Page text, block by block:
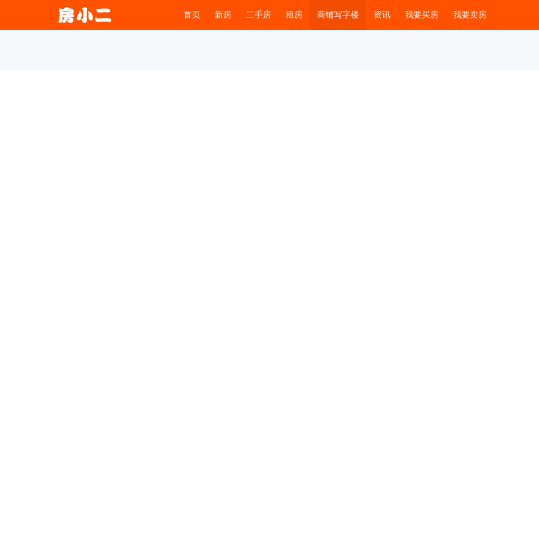
首页 新房 二手房 租房 商铺写字楼 资讯 我要买房 我要卖房